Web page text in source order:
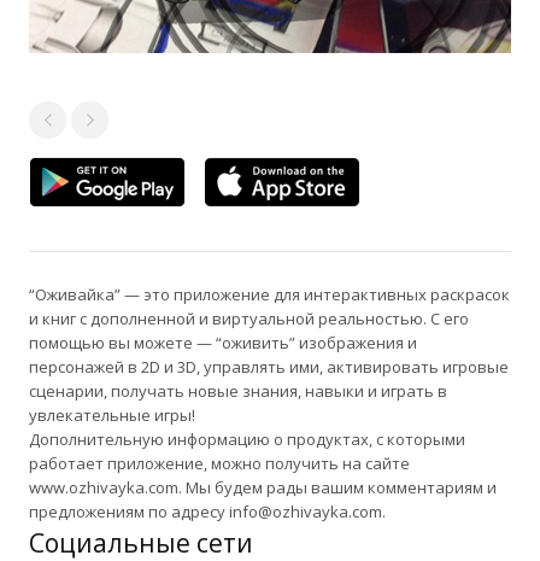
“Оживайка” — это приложение для интерактивных раскрасок
и книг с дополненной и виртуальной реальностью. С его
помощью вы можете — “оживить” изображения и
персонажей в 2D и 3D, управлять ими, активировать игровые
сценарии, получать новые знания, навыки и играть в
увлекательные игры!
Дополнительную информацию о продуктах, с которыми
работает приложение, можно получить на сайте
www.ozhivayka.com. Мы будем рады вашим комментариям и
предложениям по адресу info@ozhivayka.com.
Социальные сети